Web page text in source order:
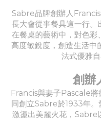
Sabre品牌創辦人
長大會從事餐具這一行。
在餐桌的藝術中，對色
高度敏銳度，創造生活
法式優雅
創辦
Francis與妻子Pascale
同創立Sabre於1933年
激盪出美麗火花，Sabre